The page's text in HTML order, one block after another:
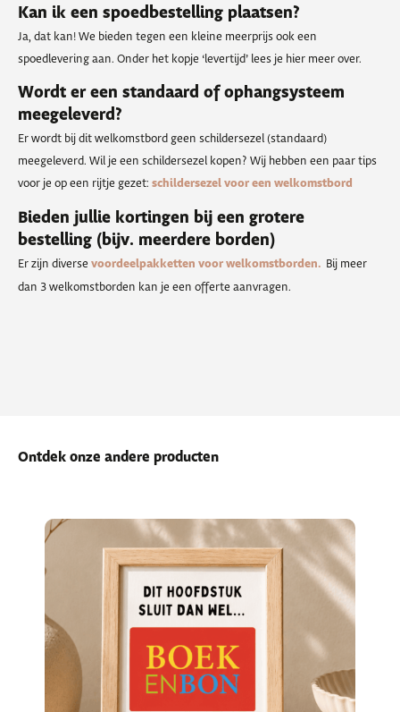
Kan ik een spoedbestelling plaatsen?
Ja, dat kan! We bieden tegen een kleine meerprijs ook een
spoedlevering aan. Onder het kopje ‘levertijd’ lees je hier meer over.
Wordt er een standaard of ophangsysteem
meegeleverd?
Er wordt bij dit welkomstbord geen schildersezel (standaard)
meegeleverd. Wil je een schildersezel kopen? Wij hebben een paar tips
voor je op een rijtje gezet: schildersezel voor een welkomstbord
Bieden jullie kortingen bij een grotere
bestelling (bijv. meerdere borden)
Er zijn diverse voordeelpakketten voor welkomstborden. Bij meer
dan 3 welkomstborden kan je een offerte aanvragen.
Ontdek onze andere producten